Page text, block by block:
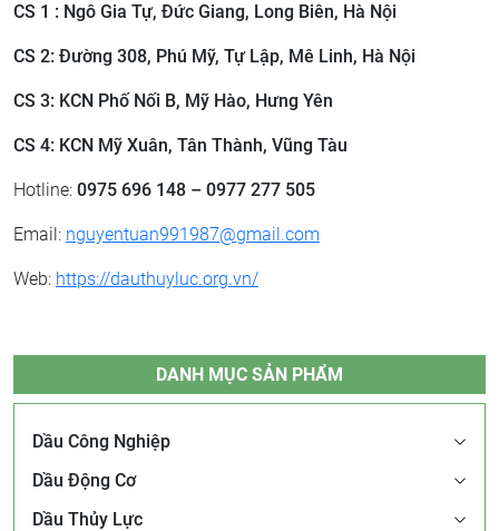
CS 1 : Ngô Gia Tự, Đức Giang, Long Biên, Hà Nội
CS 2: ​Đường 308, Phú Mỹ, Tự Lập, Mê Linh, Hà Nội
CS 3: ​KCN Phố Nối B, Mỹ Hào, Hưng Yên
CS 4: KCN Mỹ Xuân, Tân Thành, Vũng Tàu
Hotline: 0975 696 148 – 0977 277 505
Email: nguyentuan991987@gmail.com
Web: https://dauthuyluc.org.vn/
DANH MỤC SẢN PHẨM
Dầu Công Nghiệp
Dầu Động Cơ
Dầu Thủy Lực